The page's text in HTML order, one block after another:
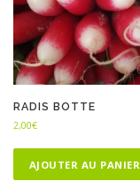
RADIS BOTTE
2,00€
AJOUTER AU PANIER